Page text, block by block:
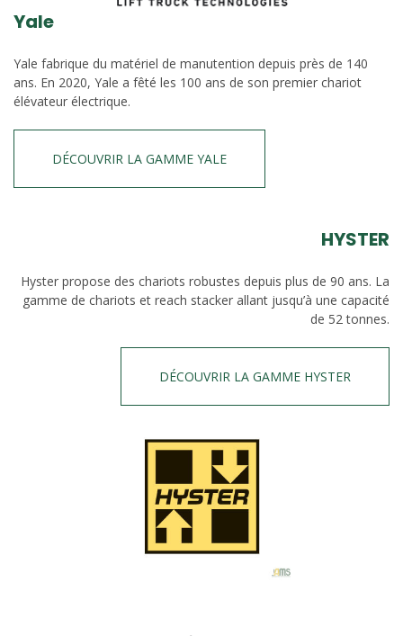
Yale
Yale fabrique du matériel de manutention depuis près de 140
ans. En 2020, Yale a fêté les 100 ans de son premier chariot
élévateur électrique.
DÉCOUVRIR LA GAMME YALE
HYSTER
Hyster propose des chariots robustes depuis plus de 90 ans. La
gamme de chariots et reach stacker allant jusqu’à une capacité
de 52 tonnes.
DÉCOUVRIR LA GAMME HYSTER